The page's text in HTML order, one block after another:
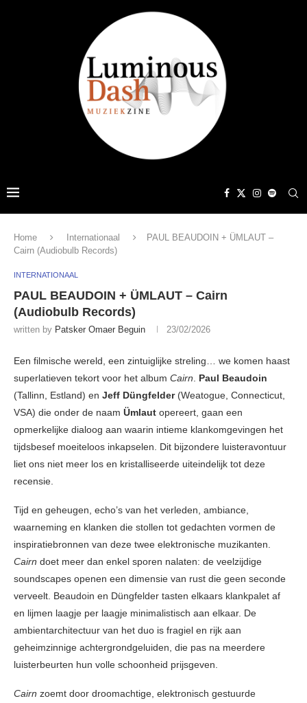
Home Internationaal
PAUL BEAUDOIN + ÜMLAUT –
Cairn (Audiobulb Records)
INTERNATIONAAL
PAUL BEAUDOIN + ÜMLAUT – Cairn
(Audiobulb Records)
written by Patsker Omaer Beguin 23/02/2026
Een filmische wereld, een zintuiglijke streling… we komen haast
superlatieven tekort voor het album Cairn. Paul Beaudoin
(Tallinn, Estland) en Jeff Düngfelder(Weatogue, Connecticut,
VSA) die onder de naam Ümlaut opereert, gaan een
opmerkelijke dialoog aan waarin intieme klankomgevingen het
tijdsbesef moeiteloos inkapselen. Dit bijzondere luisteravontuur
liet ons niet meer los en kristalliseerde uiteindelijk tot deze
recensie.
Tijd en geheugen, echo’s van het verleden, ambiance,
waarneming en klanken die stollen tot gedachten vormen de
inspiratiebronnen van deze twee elektronische muzikanten.
Cairn doet meer dan enkel sporen nalaten: de veelzijdige
soundscapes openen een dimensie van rust die geen seconde
verveelt. Beaudoin en Düngfelder tasten elkaars klankpalet af
en lijmen laagje per laagje minimalistisch aan elkaar. De
ambientarchitectuur van het duo is fragiel en rijk aan
geheimzinnige achtergrondgeluiden, die pas na meerdere
luisterbeurten hun volle schoonheid prijsgeven.
Cairn zoemt door droomachtige, elektronisch gestuurde